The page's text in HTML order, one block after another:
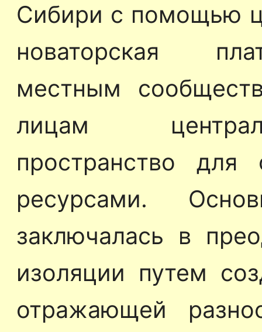
Сибири с помощью
новаторская
местным
лицам
пространство
ресурсами.
заключалась в
изоляции путем
отражающей